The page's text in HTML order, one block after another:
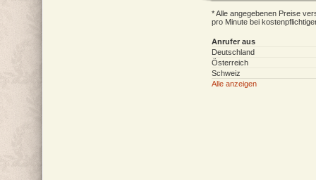
* Alle angegebenen Preise
pro Minute bei
Anrufer aus
Deutschland
Österreich
Schweiz
Alle anzeigen